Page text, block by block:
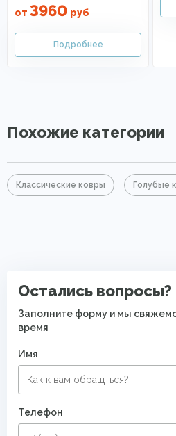
от 3960 руб
Похожие категории
Классические ковры Голубые
Остались вопросы?
Заполните форму и мы
время
Имя
Телефон